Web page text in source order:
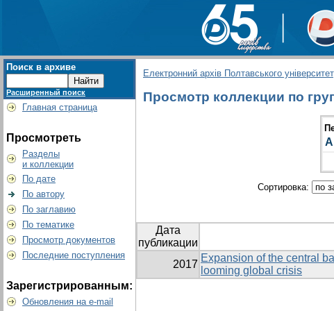
Поиск в архиве
Расширенный поиск
Главная страница
Просмотреть
Разделы
и коллекции
По дате
По автору
По заглавию
По тематике
Просмотр документов
Последние поступления
Зарегистрированным:
Обновления на e-mail
Електронний архів Полтавського
Просмотр коллекции по
А
Сортировка:
Дата
публикации
2017
Expansion of the central
looming global crisis